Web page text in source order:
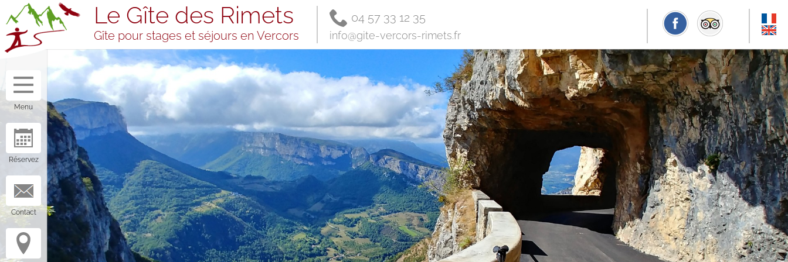
Le Gîte des Rimets
Gîte pour stages et séjours en Vercors
04 57 33 12 35
info@gite-vercors-rimets.fr
The gîte des
General
information
The bedrooms
and the
dormitory
Meals
Welcome in
stopover
accommodation
Services and
equipment
The gîte’s team
Visitors' book
Prices,
booking
Half board
Free
management
Availability
Access /
Contact
Contact,
en commun
Map and
road access
Partners
Gestion
éco-
responsable
Légales,
conditions
d'annulation
Yoga, TAi Chi,
Qi Gong,
Séminaire
entreprise,
Summer
activities
Menu
Réservez
Contact